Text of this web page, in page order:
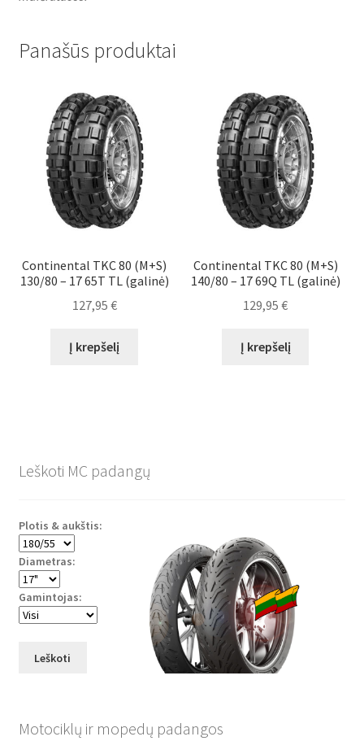
Panašūs produktai
Continental TKC 80 (M+S)
130/80 – 17 65T TL (galinė)
127,95 €
Į krepšelį
Continental TKC 80 (M+S)
140/80 – 17 69Q TL (galinė)
129,95€
Į krepšelį
Leškoti MC padangų
Plotis & aukštis:
Diametras:
Gamintojas:
Leškoti
Motociklų ir mopedų padangos